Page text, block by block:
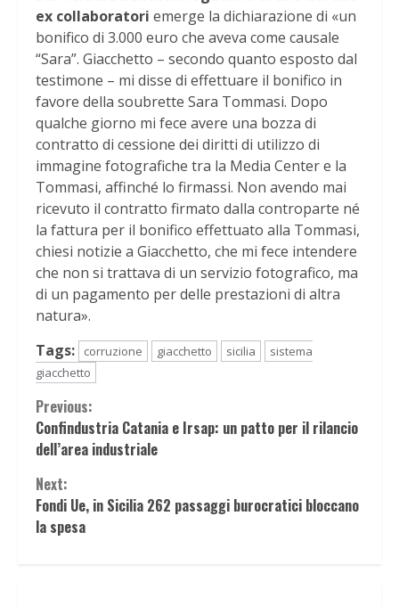
ex collaboratori emerge la dichiarazione di «un
bonifico di 3.000 euro che aveva come causale
“Sara”. Giacchetto – secondo quanto esposto dal
testimone – mi disse di effettuare il bonifico in
favore della soubrette Sara Tommasi. Dopo
qualche giorno mi fece avere una bozza di
contratto di cessione dei diritti di utilizzo di
immagine fotografiche tra la Media Center e la
Tommasi, affinché lo firmassi. Non avendo mai
ricevuto il contratto firmato dalla controparte né
la fattura per il bonifico effettuato alla Tommasi,
chiesi notizie a Giacchetto, che mi fece intendere
che non si trattava di un servizio fotografico, ma
di un pagamento per delle prestazioni di altra
natura».
Tags:
corruzione giacchetto sicilia
sistema
giacchetto
Continue
Reading
Previous:
Confindustria Catania e Irsap: un patto per il rilancio
dell’area industriale
Next:
Fondi Ue, in Sicilia 262 passaggi burocratici bloccano
la spesa